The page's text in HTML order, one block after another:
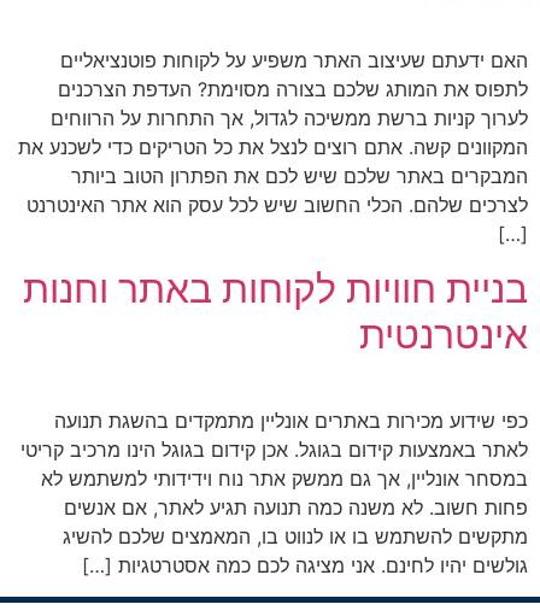
האם ידעתם שעיצוב האתר משפיע על לקוחות פוטנציאליים
לתפוס את המותג שלכם בצורה מסוימת? העדפת הצרכנים
לערוך קניות ברשת ממשיכה לגדול, אך התחרות על הרווחים
המקוונים קשה. אתם רוצים לנצל את כל הטריקים כדי לשכנע את
המבקרים באתר שלכם שיש לכם את הפתרון הטוב ביותר
לצרכים שלהם. הכלי החשוב שיש לכל עסק הוא אתר האינטרנט
[…]
בניית חוויות לקוחות באתר וחנות
אינטרנטית
כפי שידוע מכירות באתרים אונליין מתמקדים בהשגת תנועה
לאתר באמצעות קידום בגוגל. אכן קידום בגוגל הינו מרכיב קריטי
במסחר אונליין, אך גם ממשק אתר נוח וידידותי למשתמש לא
פחות חשוב. לא משנה כמה תנועה תגיע לאתר, אם אנשים
מתקשים להשתמש בו או לנווט בו, המאמצים שלכם להשיג
גולשים יהיו לחינם. אני מציגה לכם כמה אסטרטגיות […]